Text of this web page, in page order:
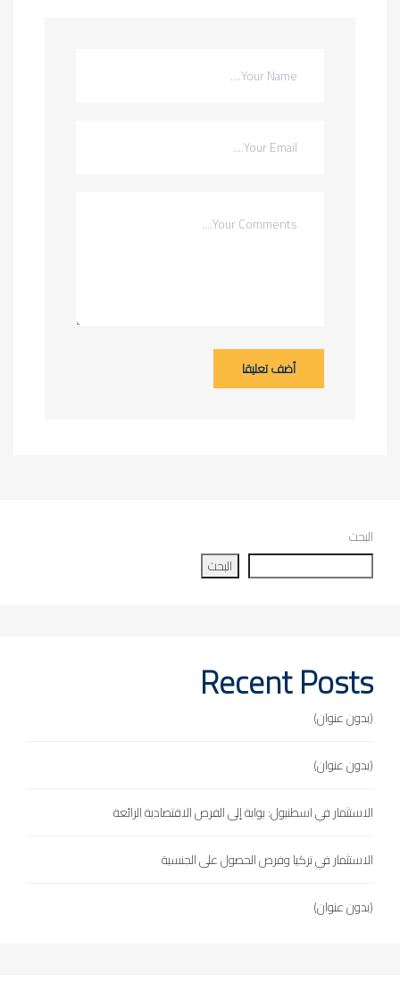
أضف تعليقا
البحث
البحث
Recent Posts
(بدون عنوان)
(بدون عنوان)
الاستثمار في اسطنبول: بوابة إلى الفرص الاقتصادية الرائعة
الاستثمار في تركيا وفرص الحصول على الجنسية
(بدون عنوان)